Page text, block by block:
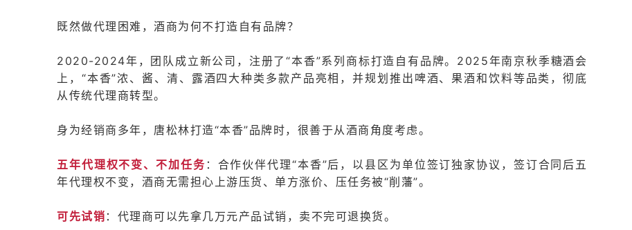
既然做代理困难，酒商为何不打造自有品牌？
2020-2024年，团队成立新公司，注册了“本香”系列商标打造自有品牌。2025年南京秋季糖酒会
上，“本香”浓、酱、清、露酒四大种类多款产品亮相，并规划推出啤酒、果酒和饮料等品类，彻底
从传统代理商转型。
身为经销商多年，唐松林打造“本香”品牌时，很善于从酒商角度考虑。
五年代理权不变、不加任务 ：合作伙伴代理“本香”后，以县区为单位签订独家协议，签订合同后五
年代理权不变，酒商无需担心上游压货、单方涨价、压任务被“削藩”。
可先试销 ：代理商可以先拿几万元产品试销，卖不完可退换货。